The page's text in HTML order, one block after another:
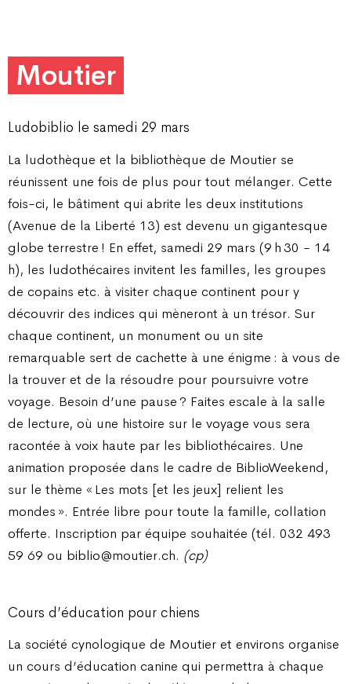
Moutier
Ludobiblio le samedi 29 mars
La ludothèque et la bibliothèque de Moutier se
réunissent une fois de plus pour tout mélanger. Cette
fois-ci, le bâtiment qui abrite les deux institutions
(Avenue de la Liberté 13) est devenu un gigantesque
globe terrestre ! En effet, samedi 29 mars (9 h 30 - 14
h), les ludothécaires invitent les familles, les groupes
de copains etc. à visiter chaque continent pour y
découvrir des indices qui mèneront à un trésor. Sur
chaque continent, un monument ou un site
remarquable sert de cachette à une énigme : à vous de
la trouver et de la résoudre pour poursuivre votre
voyage. Besoin d’une pause ? Faites escale à la salle
de lecture, où une histoire sur le voyage vous sera
racontée à voix haute par les bibliothécaires. Une
animation proposée dans le cadre de BiblioWeekend,
sur le thème « Les mots [et les jeux] relient les
mondes ». Entrée libre pour toute la famille, collation
offerte. Inscription par équipe souhaitée (tél. 032 493
59 69 ou biblio@moutier.ch. (cp)
Cours d’éducation pour chiens
La société cynologique de Moutier et environs organise
un cours d’éducation canine qui permettra à chaque